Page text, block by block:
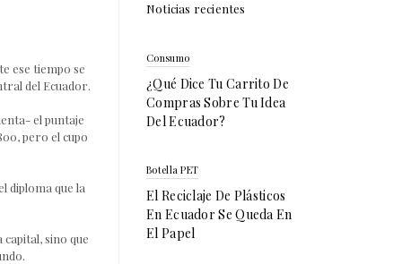
ese tiempo se
del Ecuador.
el puntaje
pero el cupo
diploma que la
sino que
Noticias recientes
Consumo
¿Qué Dice Tu Carrito De
Compras Sobre Tu Idea
Del Ecuador?
Botella PET
El Reciclaje De Plásticos
En Ecuador Se Queda En
El Papel